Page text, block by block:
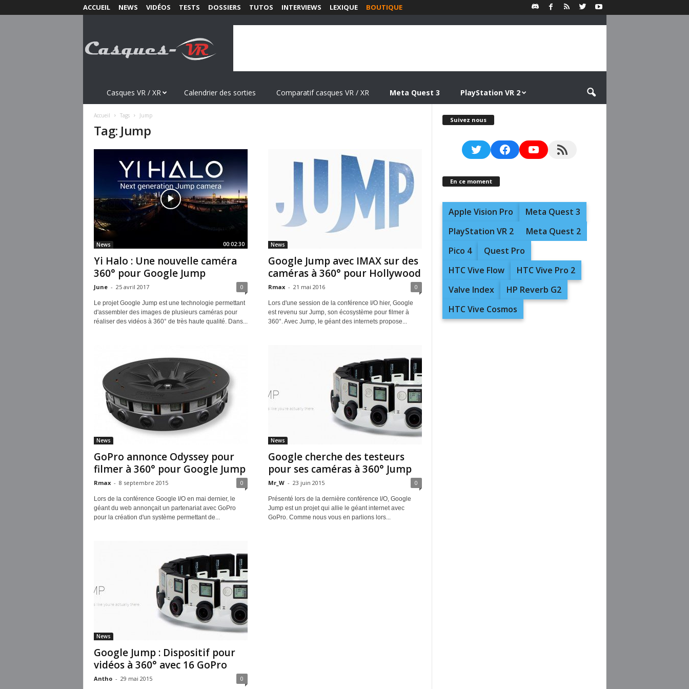
ACCUEIL NEWS VIDÉOS TESTS DOSSIERS TUTOS INTERVIEWS LEXIQUE BOUTIQUE
s
Casques VR / XR Calendrier des sorties Comparatif casques VR / XR Meta Quest 3 PlayStation VR 2
Accueil Tags Jump
Tag: Jump
00:02:30
News
Yi Halo : Une nouvelle caméra
360° pour Google Jump
June - 25 avril 2017 0
Le projet Google Jump est une technologie permettant
d'assembler des images de plusieurs caméras pour
réaliser des vidéos à 360° de très haute qualité. Dans...
News
Google Jump avec IMAX sur des
caméras à 360° pour Hollywood
Rmax - 21 mai 2016 0
Lors d'une session de la conférence I/O hier, Google
est revenu sur Jump, son écosystème pour filmer à
360°. Avec Jump, le géant des internets propose...
News
GoPro annonce Odyssey pour
filmer à 360° pour Google Jump
Rmax - 8 septembre 2015 0
Lors de la conférence Google I/O en mai dernier, le
géant du web annonçait un partenariat avec GoPro
pour la création d'un système permettant de...
News
Google cherche des testeurs
pour ses caméras à 360° Jump
Mr_W - 23 juin 2015 0
Présenté lors de la dernière conférence I/O, Google
Jump est un projet qui allie le géant internet avec
GoPro. Comme nous vous en parlions lors...
News
Google Jump : Dispositif pour
vidéos à 360° avec 16 GoPro
Antho - 29 mai 2015 0
Suivez nous
TwitterFacebookYouTubeRSS Feed
En ce moment
Apple Vision Pro
Meta Quest 3
PlayStation VR 2
Meta Quest 2
Pico 4
Quest Pro
HTC Vive Flow
HTC Vive Pro 2
Valve Index
HP Reverb G2
HTC Vive Cosmos